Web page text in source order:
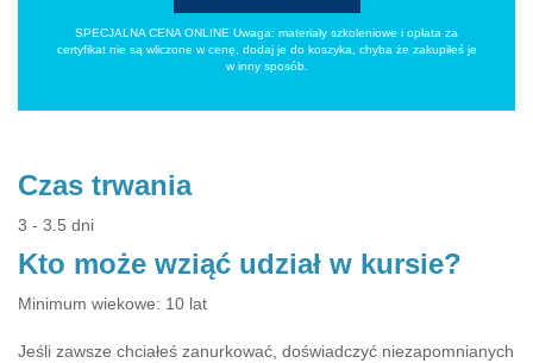
SPECJALNA CENA ONLINE Uwaga: materiały szkoleniowe i opłata za
certyfikat nie są wliczone w cenę, dodaj je do koszyka, chyba że zakupiłeś je
w inny sposób.
Czas trwania
3 - 3.5 dni
Kto może wziąć udział w kursie?
Minimum wiekowe: 10 lat
Jeśli zawsze chciałeś zanurkować, doświadczyć niezapomnianych